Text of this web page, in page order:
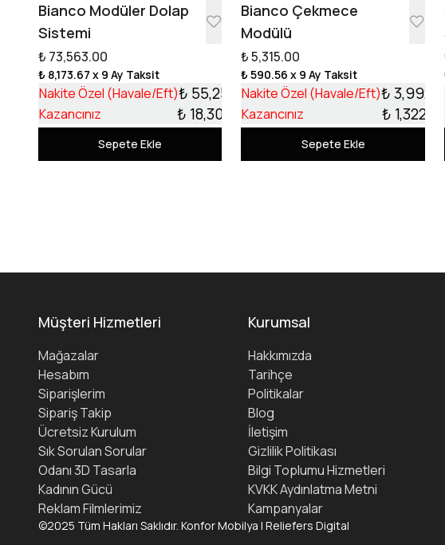
Bianco Modüler Dolap
Sistemi
₺ 73,563.00
₺ 8,173.67 x 9 Ay Taksit
Nakite Özel (Havale/Eft)₺ 55,253.17
Kazancınız ₺ 18,309.83
Sepete Ekle
Bianco Çekmece
Modülü
₺ 5,315.00
₺ 590.56 x 9 Ay Taksit
Nakite Özel (Havale/Eft)₺
Kazancınız ₺
Sepete Ekle
Müşteri Hizmetleri
Mağazalar
Hesabım
Siparişlerim
Sipariş Takip
Ücretsiz Kurulum
Sık Sorulan Sorular
Odanı 3D Tasarla
Kadının Gücü
Reklam Filmlerimiz
Kurumsal
Hakkımızda
Tarihçe
Politikalar
Blog
İletişim
Gizlilik Politikası
Bilgi Toplumu Hizmetleri
KVKK Aydınlatma Metni
Kampanyalar
©2025 Tüm Hakları Saklıdır. Konfor Mobilya | Reliefers Digital